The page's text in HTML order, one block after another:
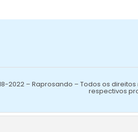
2022 – Raprosando – Todos os
respectivos